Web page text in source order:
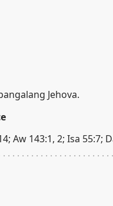
Jehova.
Aw 143:1, 2; Isa 55:7;